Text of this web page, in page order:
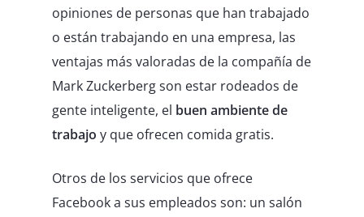
opiniones de personas que han trabajado
o están trabajando en una empresa, las
ventajas más valoradas de la compañía de
Mark Zuckerberg son estar rodeados de
gente inteligente, el buen ambiente de
trabajo y que ofrecen comida gratis.
Otros de los servicios que ofrece
Facebook a sus empleados son: un salón